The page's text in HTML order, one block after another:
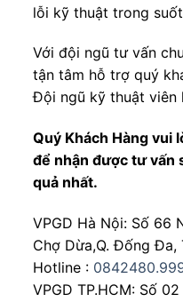
lỗi kỹ thuật trong
Với đội ngũ tư vấn
tận tâm hỗ trợ quý
Đội ngũ kỹ thuật viên
Quý Khách Hàng vui
để nhận được tư vấn
quả nhất.
VPGD Hà Nội: Số 66
Chợ Dừa,Q. Đống Đa,
Hotline :
VPGD TP.HCM: Số